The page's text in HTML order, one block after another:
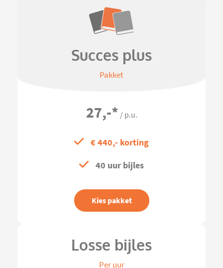
Succes plus
Pakket
27,-* / p.u.
€ 440,- korting
40 uur bijles
Kies pakket
Losse bijles
Per uur